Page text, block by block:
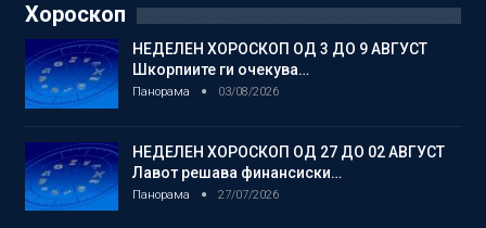
Хороскоп
НЕДЕЛЕН ХОРОСКОП ОД 3 ДО 9 АВГУСТ
Шкорпиите ги очекува…
Панорама 03/08/2026
НЕДЕЛЕН ХОРОСКОП ОД 27 ДО 02 АВГУСТ
Лавот решава финансиски…
Панорама 27/07/2026